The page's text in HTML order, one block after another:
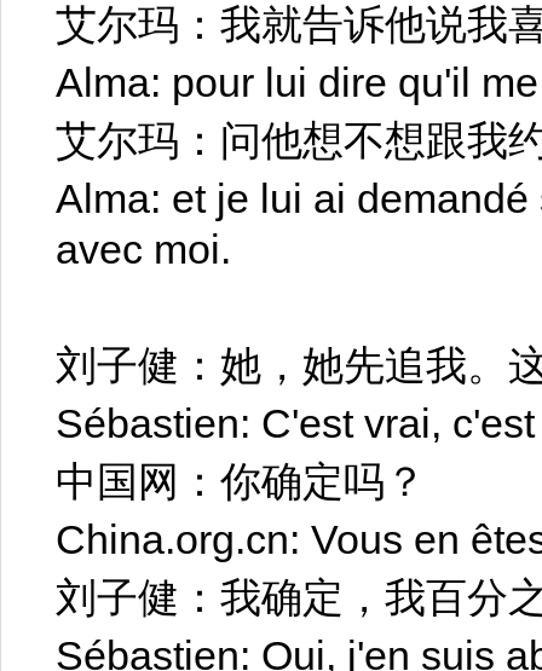
艾尔玛：我就告诉他说我
Alma: pour lui dire qu'il
艾尔玛：问他想不想跟我
Alma: et je lui ai
avec moi.
刘子健：她，她先追我。
Sébastien: C'est vrai,
中国网：你确定吗？
China.org.cn: Vous en
刘子健：我确定，我百分
Sébastien: Oui, j'en suis